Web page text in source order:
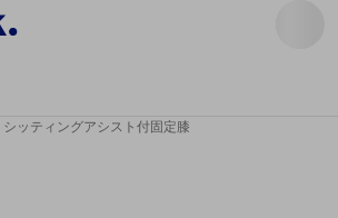
ッティングアシスト付固定膝